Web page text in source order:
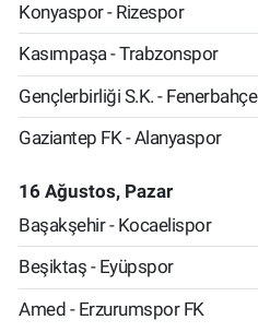
Konyaspor - Rizespor
Kasımpaşa - Trabzonspor
Gençlerbirliği S.K. - Fenerbahçe
Gaziantep FK - Alanyaspor
16 Ağustos, Pazar
Başakşehir - Kocaelispor
Beşiktaş - Eyüpspor
Amed - Erzurumspor FK